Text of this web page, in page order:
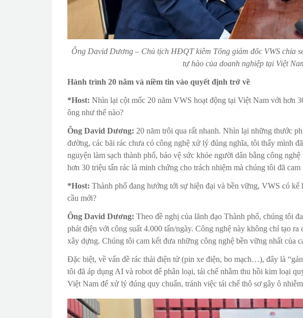
Ông David Dương – Chủ tịch HĐQT kiêm Tổng giám đốc VWS chia
tự hào của doanh nghiệp tại Việt
Hành trình 20 năm và niềm tin vào quyết định trở về
*Host: Nhìn lại cột mốc 20 năm VWS hoạt động tại Việt Nam với hơn
ông như thế nào?
Ông David Dương: 20 năm trôi qua rất nhanh. Nhìn lại những thước
đường, các bãi rác chưa có công nghệ xử lý đúng nghĩa, tôi thấy mình
nguyện làm sạch thành phố, bảo vệ sức khỏe người dân bằng công
hơn 30 triệu tấn rác là minh chứng cho trách nhiệm mà chúng tôi đã
*Host: Thành phố đang hướng tới sự hiện đại và bền vững, VWS có
cầu mới?
Ông David Dương: Theo đề nghị của lãnh đạo Thành phố, chúng tôi
phát điện với công suất 4.000 tấn/ngày. Công nghệ này không chỉ tạo
xây dựng. Chúng tôi cam kết đưa những công nghệ bền vững nhất của
Đặc biệt, về vấn đề rác thải điện tử (pin xe điện, bo mạch…), đây là
tôi đã áp dụng AI và robot để phân loại, tái chế nhằm thu hồi kim loại
Việt Nam để xử lý đúng quy chuẩn, tránh việc tái chế thô sơ gây ô